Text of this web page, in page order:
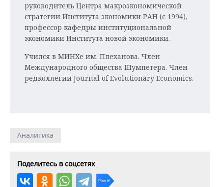
руководитель Центра макроэкономической
стратегии Института экономики РАН (с 1994),
профессор кафедры институциональной
экономики Института новой экономики.
Учился в МИНХе им. Плеханова. Член
Международного общества Шумпетера. Член
редколлегии Journal of Evolutionary Economics.
Аналитика
Поделитесь в соцсетях